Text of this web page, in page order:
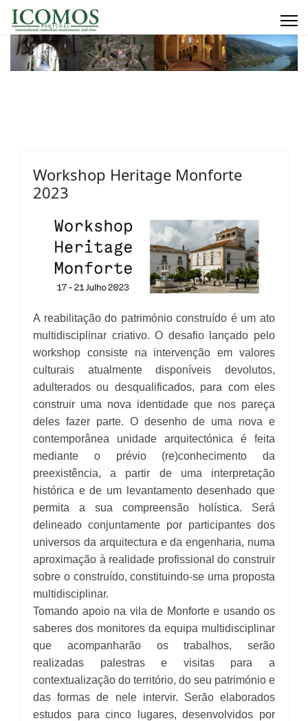
Workshop Heritage Monforte
2023
A reabilitação do património construído é um ato
multidisciplinar criativo. O desafio lançado pelo
workshop consiste na intervenção em valores
culturais atualmente disponíveis devolutos,
adulterados ou desqualificados, para com eles
construir uma nova identidade que nos pareça
deles fazer parte. O desenho de uma nova e
contemporânea unidade arquitectónica é feita
mediante o prévio (re)conhecimento da
preexistência, a partir de uma interpretação
histórica e de um levantamento desenhado que
permita a sua compreensão holística. Será
delineado conjuntamente por participantes dos
universos da arquitectura e da engenharia, numa
aproximação à realidade profissional do construir
sobre o construído, constituindo-se uma proposta
multidisciplinar.
Tomando apoio na vila de Monforte e usando os
saberes dos monitores da equipa multidisciplinar
que acompanharão os trabalhos, serão
realizadas palestras e visitas para a
contextualização do território, do seu património e
das formas de nele intervir. Serão elaborados
estudos para cinco lugares, desenvolvidos por